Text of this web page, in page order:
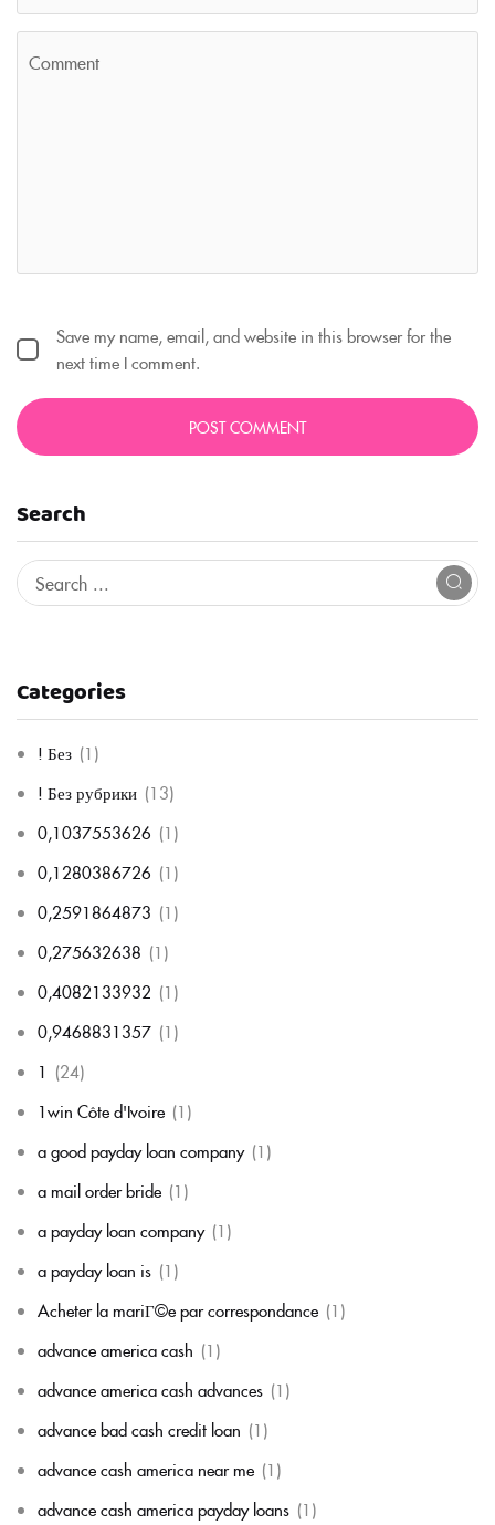
Search
Categories
! Без (1)
! Без рубрики (13)
0,1037553626 (1)
0,1280386726 (1)
0,2591864873 (1)
0,275632638 (1)
0,4082133932 (1)
0,9468831357 (1)
1 (24)
1win Côte d'Ivoire (1)
a good payday loan company (1)
a mail order bride (1)
a payday loan company (1)
a payday loan is (1)
Acheter la mariГ©e par correspondance (1)
advance america cash (1)
advance america cash advances (1)
advance bad cash credit loan (1)
advance cash america near me (1)
advance cash america payday loans (1)
Save my name, email, and website in this browser for the
next time I comment.